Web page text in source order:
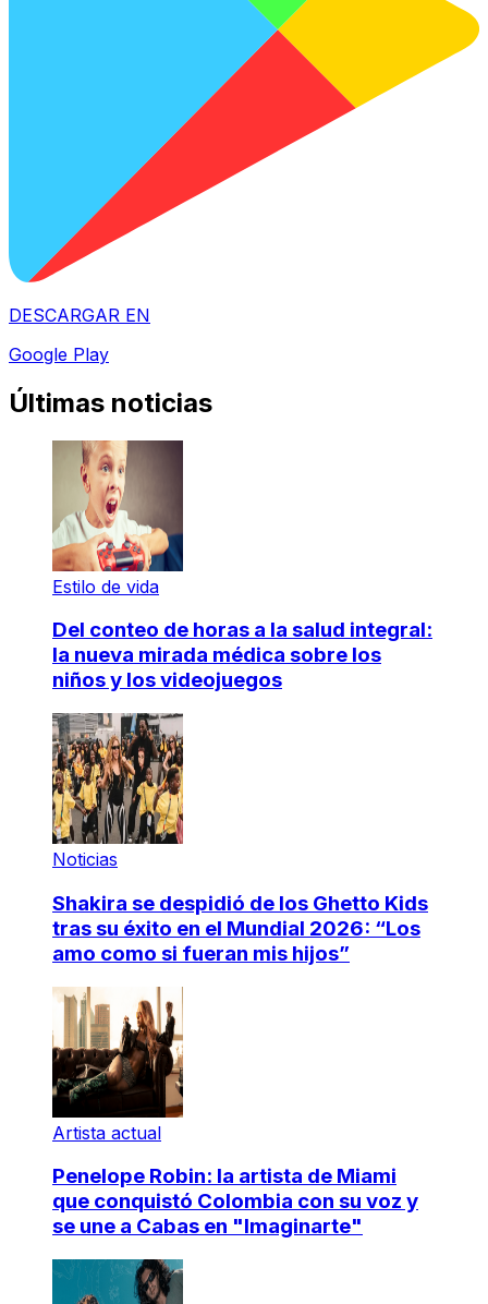
DESCARGAR EN
Google Play
Últimas noticias
Estilo de vida
Del conteo de horas a la salud integral:
la nueva mirada médica sobre los
niños y los videojuegos
Noticias
Shakira se despidió de los Ghetto Kids
tras su éxito en el Mundial 2026: “Los
amo como si fueran mis hijos”
Artista actual
Penelope Robin: la artista de Miami
que conquistó Colombia con su voz y
se une a Cabas en "Imaginarte"